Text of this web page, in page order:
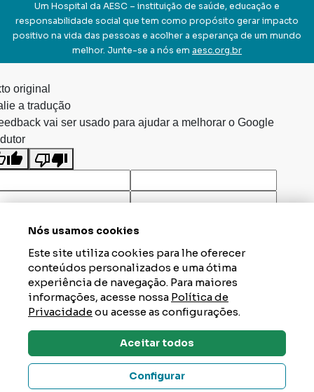
Um Hospital da AESC – instituição de saúde, educação e
responsabilidade social que tem como propósito gerar impacto
positivo na vida das pessoas e acolher a esperança de um mundo
melhor. Junte-se a nós em aesc.org.br
Dúvidas? Tire Aqui
Nós usamos cookies
Este site utiliza cookies para lhe oferecer
conteúdos personalizados e uma ótima
experiência de navegação. Para maiores
informações, acesse nossa Política de
Privacidadeou acesse as configurações.
Aceitar todos
Configurar
original
a tradução
vai ser usado para ajudar a melhorar o Google